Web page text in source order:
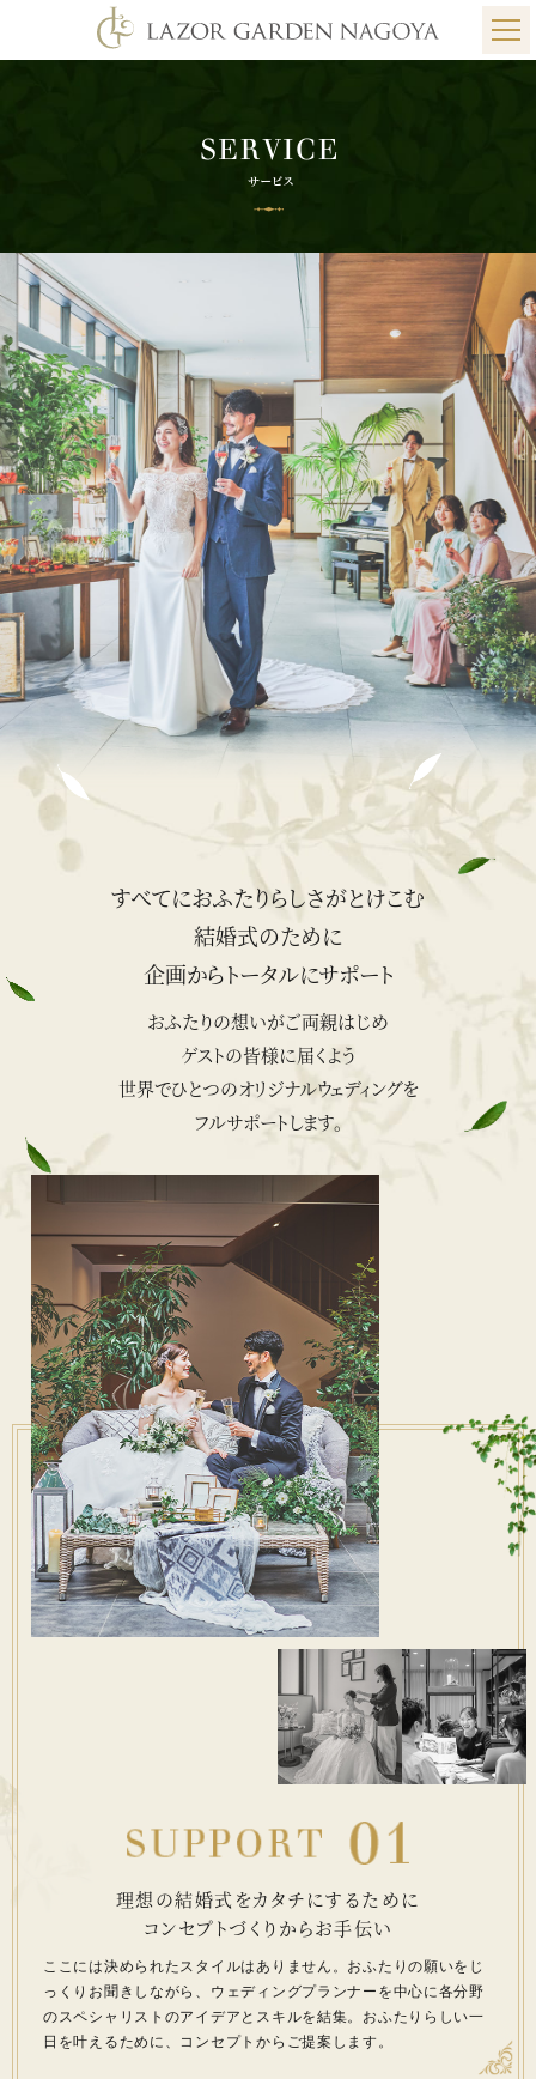
すべてにおふたりらしさがとけこむ
結婚式のために
企画からトータルにサポート
おふたりの想いがご両親はじめ
ゲストの皆様に届くよう
世界でひとつのオリジナルウェディングを
フルサポートします。
理想の結婚式をカタチにするために
コンセプトづくりからお手伝い
ここには決められたスタイルはありません。 おふたりの願いをじ
っくりお聞きしながら、ウェディングプランナーを中心に各分野
のスペシャリストのアイデアとスキルを結集。 おふたりらしい一
日を叶えるために、コンセプトからご提案します。